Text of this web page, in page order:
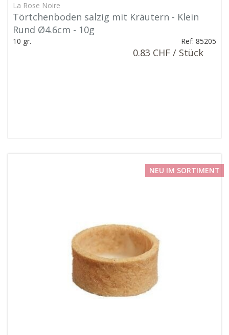
La Rose Noire
Törtchenboden salzig mit Kräutern - Klein
Rund Ø4.6cm - 10g
10 gr. Ref: 85205
0.83 CHF / Stück
NEU IM SORTIMENT